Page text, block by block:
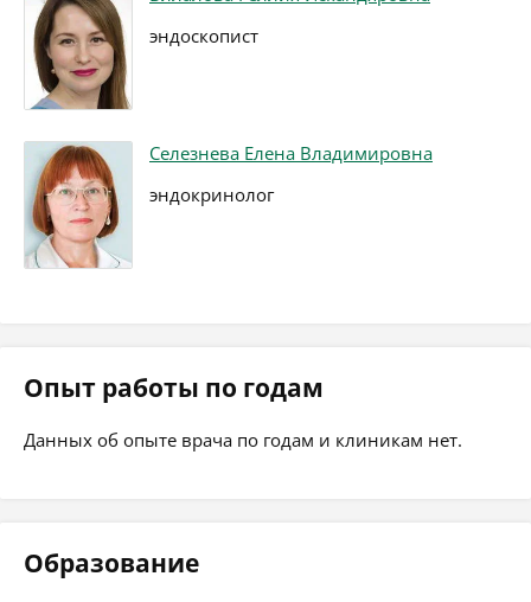
эндоскопист
Селезнева Елена Владимировна
эндокринолог
Опыт работы по годам
Данных об опыте врача по годам и клиникам нет.
Образование